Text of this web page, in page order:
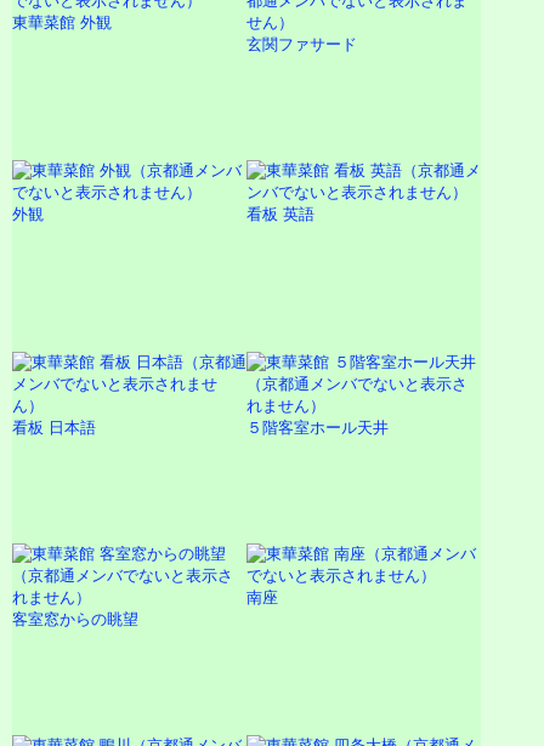
東華菜館 外観
玄関ファサード
外観 看板 英語
看板 日本語 ５階客室ホール天井
客室窓からの眺望
南座